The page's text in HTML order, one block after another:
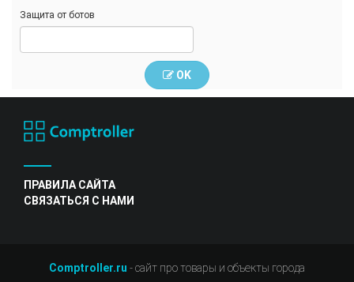
Защита от ботов
OK
ПРАВИЛА САЙТА
СВЯЗАТЬСЯ С НАМИ
Comptroller.ru - сайт про товары и объекты города